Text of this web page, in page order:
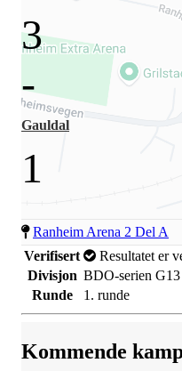
3
-
Gauldal
1
Ranheim Arena 2 Del A
Verifisert
Resultatet er
Divisjon BDO-serien
Runde
1. runde
Kommende